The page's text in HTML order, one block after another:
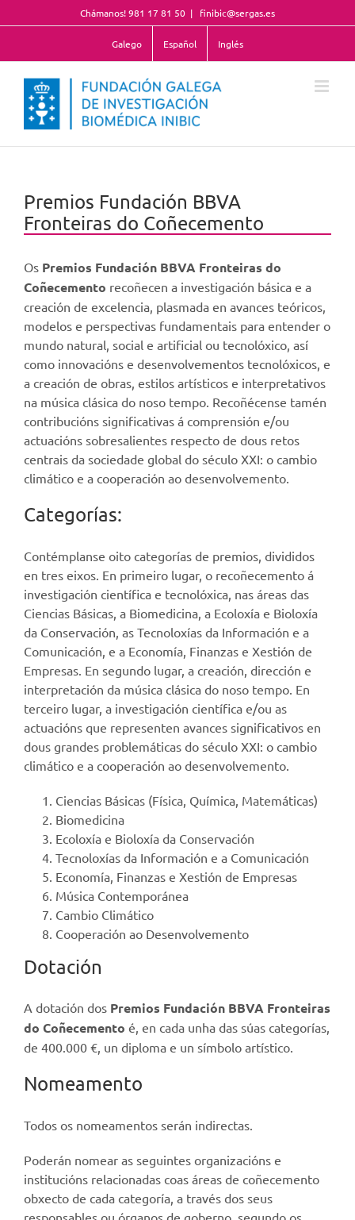
to
Chámanos! 981 17 81 50 | finibic@sergas.es
Galego Español Inglés
Premios Fundación BBVA
Fronteiras do Coñecemento
Os Premios Fundación BBVA Fronteiras do
Coñecemento recoñecen a investigación básica e a
creación de excelencia, plasmada en avances teóricos,
modelos e perspectivas fundamentais para entender o
mundo natural, social e artificial ou tecnolóxico, así
como innovacións e desenvolvementos tecnolóxicos, e
a creación de obras, estilos artísticos e interpretativos
na música clásica do noso tempo. Recoñécense tamén
contribucións significativas á comprensión e/ou
actuacións sobresalientes respecto de dous retos
centrais da sociedade global do século XXI: o cambio
climático e a cooperación ao desenvolvemento.
Categorías:
Contémplanse oito categorías de premios, divididos
en tres eixos. En primeiro lugar, o recoñecemento á
investigación científica e tecnolóxica, nas áreas das
Ciencias Básicas, a Biomedicina, a Ecoloxía e Bioloxía
da Conservación, as Tecnoloxías da Información e a
Comunicación, e a Economía, Finanzas e Xestión de
Empresas. En segundo lugar, a creación, dirección e
interpretación da música clásica do noso tempo. En
terceiro lugar, a investigación científica e/ou as
actuacións que representen avances significativos en
dous grandes problemáticas do século XXI: o cambio
climático e a cooperación ao desenvolvemento.
Ciencias Básicas (Física, Química, Matemáticas)
Biomedicina
Ecoloxía e Bioloxía da Conservación
Tecnoloxías da Información e a Comunicación
Economía, Finanzas e Xestión de Empresas
Música Contemporánea
Cambio Climático
Cooperación ao Desenvolvemento
Dotación
A dotación dos Premios Fundación BBVA Fronteiras
do Coñecemento é, en cada unha das súas categorías,
de 400.000 €, un diploma e un símbolo artístico.
Nomeamento
Todos os nomeamentos serán indirectas.
Poderán nomear as seguintes organizacións e
institucións relacionadas coas áreas de coñecemento
obxecto de cada categoría, a través dos seus
responsables ou órganos de goberno, segundo os